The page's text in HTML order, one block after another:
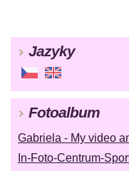
Jazyky
Fotoalbum
Gabriela - My video
In-Foto-Centrum-